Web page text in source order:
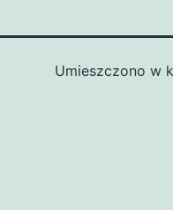
Umieszczono w